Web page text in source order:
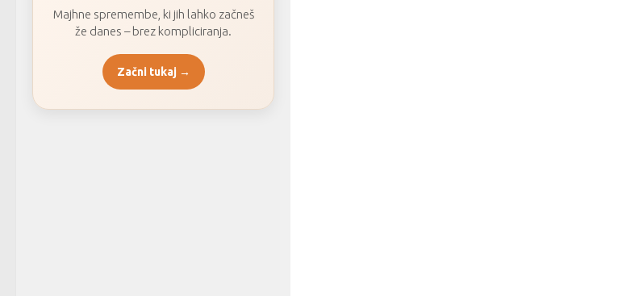
Majhne spremembe, ki jih lahko začneš
že danes – brez kompliciranja.
Začni tukaj →